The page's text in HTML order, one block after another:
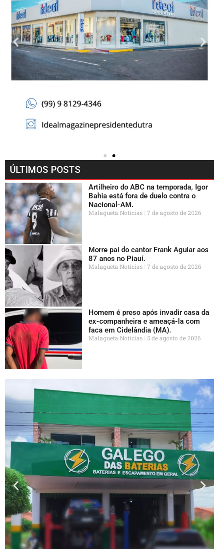
ÚLTIMOS POSTS
Artilheiro do ABC na temporada, Igor
Bahia está fora de duelo contra o
Nacional-AM.
Malagueta Notícias 7 de agosto de 2026
Morre pai do cantor Frank Aguiar aos
87 anos no Piauí.
Malagueta Notícias 7 de agosto de 2026
Homem é preso após invadir casa da
ex-companheira e ameaçá-la com
faca em Cidelândia (MA).
Malagueta Notícias 5 de agosto de 2026